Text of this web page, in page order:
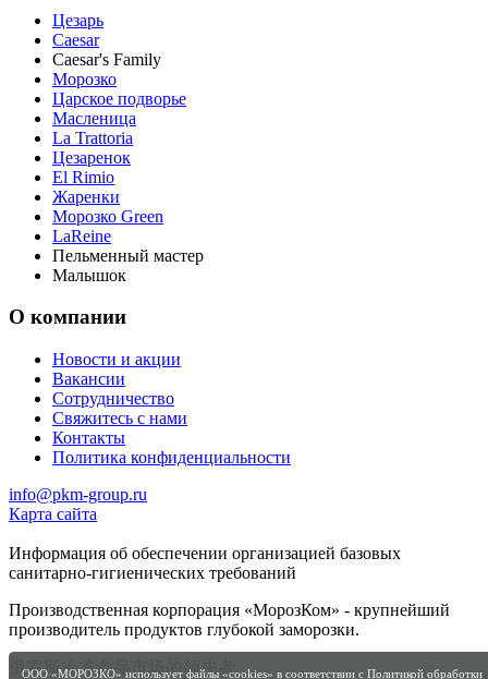
Цезарь
Caesar
Caesar's Family
Морозко
Царское подворье
Масленица
La Trattoria
Цезаренок
El Rimio
Жаренки
Морозко Green
LaReine
Пельменный мастер
Малышок
О компании
Новости и акции
Вакансии
Сотрудничество
Свяжитесь с нами
Контакты
Политика конфиденциальности
info@pkm-group.ru
Карта сайта
Информация об обеспечении организацией базовых
санитарно-гигиенических требований
Производственная корпорация «МорозКом» - крупнейший
производитель продуктов глубокой заморозки.
俄罗斯冷冻食品市场的领先者
ООО «МОРОЗКО» использует файлы «cookies» в соответствии с Политикой обработки